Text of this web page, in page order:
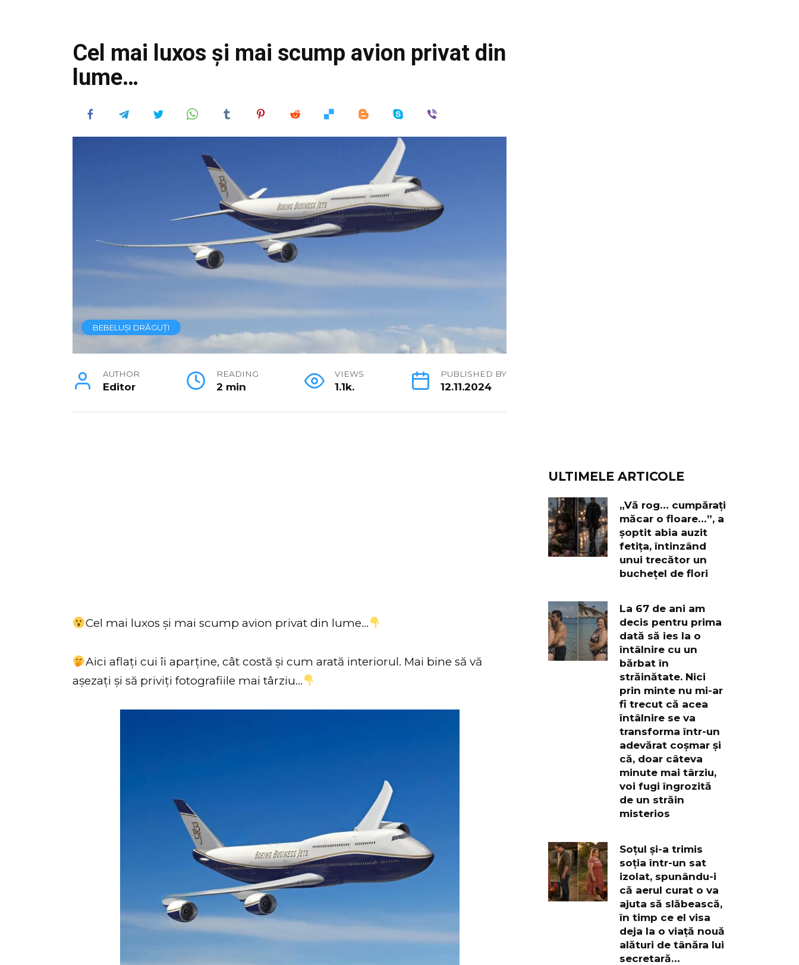
Cel mai luxos și mai scump avion privat din
lume…
BEBELUȘI DRĂGUȚI
AUTHOR
Editor
READING
2 min
VIEWS
1.1k.
PUBLISHED BY
12.11.2024
Cel mai luxos și mai scump avion privat din lume…
Aici aflați cui îi aparține, cât costă și cum arată interiorul. Mai bine să vă
așezați și să priviți fotografiile mai târziu…
ULTIMELE ARTICOLE
„Vă rog… cumpărați
măcar o floare…”, a
șoptit abia auzit
fetița, întinzând
unui trecător un
buchețel de flori
La 67 de ani am
decis pentru prima
dată să ies la o
întâlnire cu un
bărbat în
străinătate. Nici
prin minte nu mi-ar
fi trecut că acea
întâlnire se va
transforma într-un
adevărat coșmar și
că, doar câteva
minute mai târziu,
voi fugi îngrozită
de un străin
misterios
Soțul și-a trimis
soția într-un sat
izolat, spunându-i
că aerul curat o va
ajuta să slăbească,
în timp ce el visa
deja la o viață nouă
alături de tânăra lui
secretară…